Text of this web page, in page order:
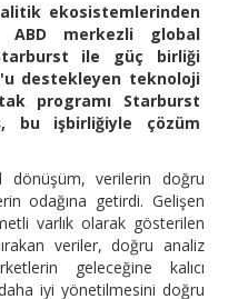
ekosistemlerinden
ABD merkezli global
ile güç birliği
destekleyen teknoloji
programı Starburst
bu işbirliğiyle çözüm
dönüşüm, verilerin doğru
odağına getirdi. Gelişen
varlık olarak gösterilen
veriler, doğru analiz
geleceğine kalıcı
iyi yönetilmesini doğru